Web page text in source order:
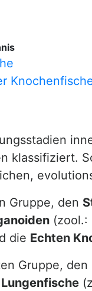
klassifiziert.
Gruppe, den
(zool.:
die Echten
Gruppe,
Lungenfische